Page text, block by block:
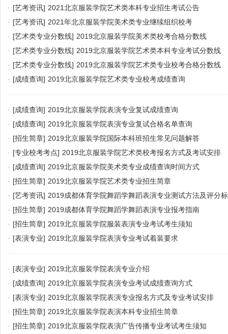
· [艺考资讯] 2021北京服装学院艺术类本科专业招生考试公告
· [艺考资讯] 2021年北京服装学院美术类专业继续组织校考
· [艺术类专业分数线] 2019北京服装学院美术类校考合格分数线
· [艺术类专业分数线] 2019北京服装学院艺术类本科专业考试分数线
· [艺术类专业分数线] 2019北京服装学院艺术类专业校考合格分数线
· [成绩查询] 2019北京服装学院艺术类专业校考成绩查询
· [成绩查询] 2019北京服装学院表演专业复试成绩查询
· [成绩查询] 2019北京服装学院表演专业复试合格名单查询
· [招生简章] 2019北京服装学院国际本科班招生常见问题解答
· [专业校考考点] 2019北京服装学院艺术类校考报名方式及考试安排
· [成绩查询] 2019北京服装学院美术类专业成绩查询时间方式
· [招生简章] 2019北京服装学院艺术类专业招生简章
· [艺考资讯] 2019成都体育学院舞蹈学舞蹈表演专业测试方法及评分
· [招生简章] 2019成都体育学院舞蹈学舞蹈表演专业报考指南
· [招生简章] 2019北京服装学院服装表演专业考试考生须知
· [表演专业] 2019北京服装学院表演专业考试着装要求
· [表演专业] 2019北京服装学院表演专业介绍
· [成绩查询] 2019北京服装学院表演专业考试成绩查询方式
· [表演专业] 2019北京服装学院表演专业报名方式及专业考试安排
· [招生简章] 2019北京服装学院表演本科专业招生简章
· [招生简章] 2019北京服装学院表演广告传播专业考试考生须知